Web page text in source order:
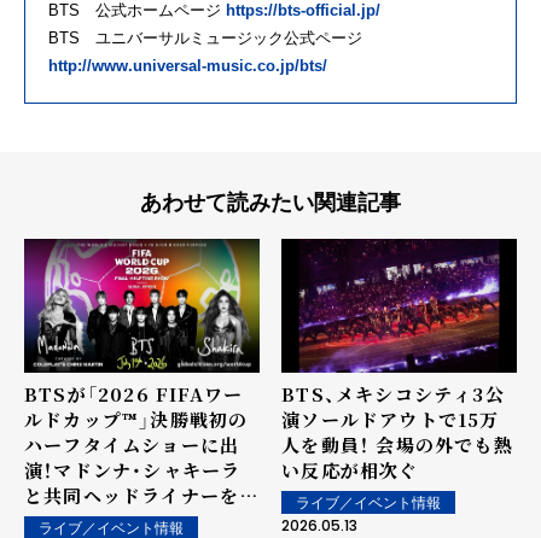
BTS 公式ホームページ https://bts-official.jp/
BTS ユニバーサルミュージック公式ページ
http://www.universal-music.co.jp/bts/
あわせて読みたい関連記事
BTSが「2026 FIFAワー
ルドカップ™」決勝戦初の
ハーフタイムショーに出
演！マドンナ・シャキーラ
と共同ヘッドライナーを務
める
ライブ／イベント情報
BTS、メキシコシティ3公
演ソールドアウトで15万
人を動員！ 会場の外でも熱
い反応が相次ぐ
ライブ／イベント情報
2026.05.13